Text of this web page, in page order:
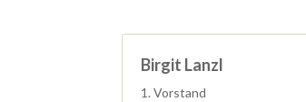
Birgit Lanzl
1. Vorstand